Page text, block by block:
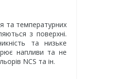
та температурних
з поверхні.
та низьке
напливи та не
NCS та ін.